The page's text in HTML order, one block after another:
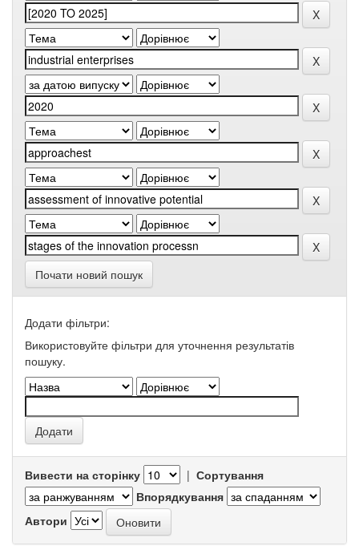
Почати новий пошук
Додати фільтри:
Використовуйте фільтри для уточнення результатів
пошуку.
Вивести на сторінку | Сортування
Впорядкування
Автори